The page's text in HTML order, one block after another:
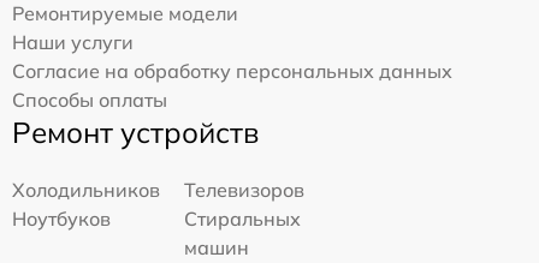
Ремонтируемые модели
Наши услуги
Согласие на обработку персональных данных
Способы оплаты
Ремонт устройств
Холодильников
Телевизоров
Ноутбуков
Стиральных
машин